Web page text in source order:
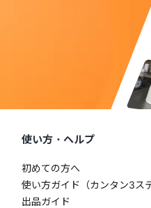
使い方・ヘルプ
初めての方へ
使い方ガイド（カンタン3ス
出品ガイド